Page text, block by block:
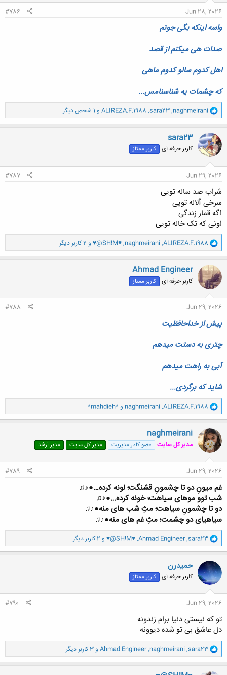
Jun 28, 2026
#786
واسه اینکه بگی جونم
صدات هی میکنم از قصد
اهل کدوم سالو کدوم ماهی
که چشمات یه شناسنامس...
و
ا
ک
ن
ش
ه
ا
naghmeirani
,
sara23
,
ALIREZA.F.1988 و 1 شخص دیگر
sara23
کاربر حرفه ای کاربر ممتاز
Jun 29, 2026
#787
شراب صد ساله تویی
سرخی آلاله تویی
اگه قمار زندگی
اونی که تک خاله تویی
و
ا
ک
ن
ش
ه
ا
ALIREZA.F.1988
,
naghmeirani
,
♥@SH!M♥ و 2 کاربر دیگر
Ahmad Engineer
کاربر حرفه ای کاربر ممتاز
Jun 29, 2026
#788
پیش از خداحافظیت
چتری به دستت میدهم
آبی به راهت میدهم
شاید که برگردی...
و
ا
ک
ن
ش
ه
ا
ALIREZA.F.1988
,
naghmeirani و*mahdieh*
naghmeirani
مدیر کل سایت عضو کادر مدیریت مدیر کل سایت مدیر ارشد
Jun 29, 2026
#789
غم میونِ دو تا چشمونِ قشنگت؛ لونه کرده…●♪♫
شب توو موهای سیاهت؛ خونه کرده…●♪♫
دو تا چشمونِ سیاهت؛ مثِ شب های منه●♪♫
سیاهیای دو چشمت؛ مثِ غم های منه●♪♫
و
ا
ک
ن
ش
ه
ا
sara23
,
Ahmad Engineer
,
♥@SH!M♥ و 2 کاربر دیگر
حميدرن
کاربر حرفه ای کاربر ممتاز
Jun 29, 2026
#790
تو که نیستی دنیا برام زندونه
دل عاشق بی تو شده دیوونه
و
ا
ک
ن
sara23
,
naghmeirani
,
Ahmad Engineer و 3 کاربر دیگر